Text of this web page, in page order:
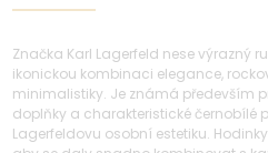
Značka Karl Lagerfeld nese výrazný
ikonickou kombinaci elegance,
minimalistiky. Je známá především
doplňky a charakteristické černobílé
Lagerfeldovu osobní estetiku.